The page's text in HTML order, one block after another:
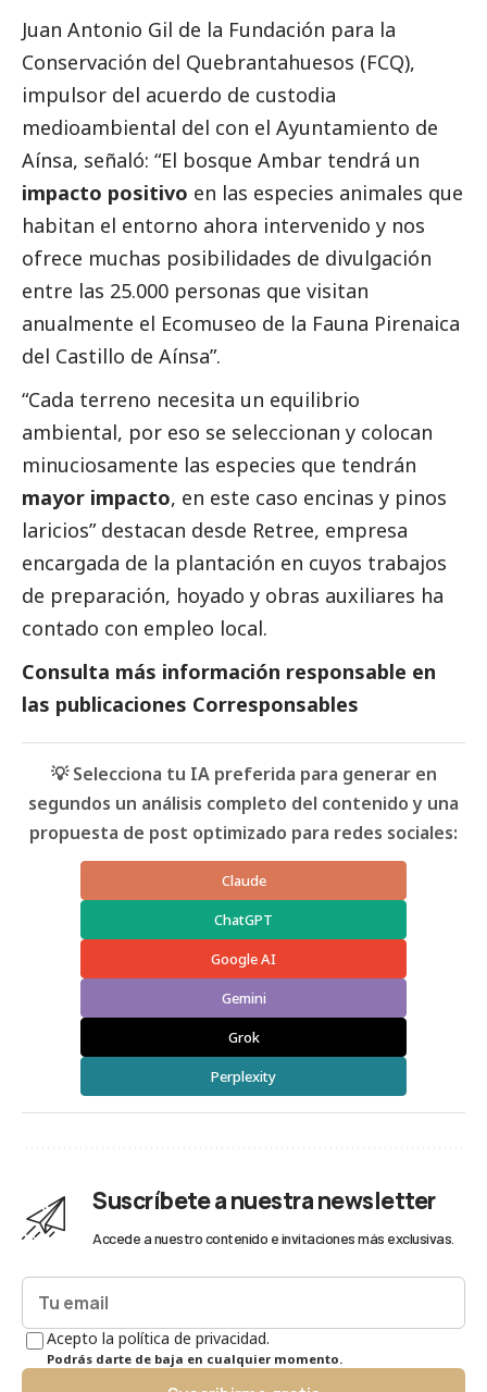
Juan Antonio Gil de la Fundación para la
Conservación del Quebrantahuesos (FCQ),
impulsor del acuerdo de custodia
medioambiental del con el Ayuntamiento de
Aínsa, señaló: “El bosque Ambar tendrá un
impacto positivo en las especies animales que
habitan el entorno ahora intervenido y nos
ofrece muchas posibilidades de divulgación
entre las 25.000 personas que visitan
anualmente el Ecomuseo de la Fauna Pirenaica
del Castillo de Aínsa”.
“Cada terreno necesita un equilibrio
ambiental, por eso se seleccionan y colocan
minuciosamente las especies que tendrán
mayor impacto, en este caso encinas y pinos
laricios” destacan desde Retree, empresa
encargada de la plantación en cuyos trabajos
de preparación, hoyado y obras auxiliares ha
contado con empleo local.
Consulta más información responsable en
las publicaciones Corresponsables
💡 Selecciona tu IA preferida para generar en
segundos un análisis completo del contenido y una
propuesta de post optimizado para redes sociales:
Claude
ChatGPT
Google AI
Gemini
Grok
Perplexity
Suscríbete a nuestra newsletter
Accede a nuestro contenido e invitaciones más exclusivas.
Acepto la política de privacidad.
Podrás darte de baja en cualquier momento.